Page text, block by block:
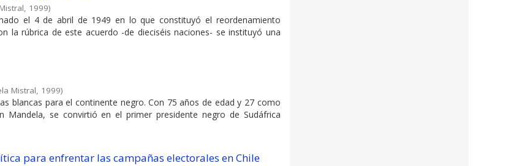
1999)
el 4 de abril de 1949 en lo que constituyó el reordenamiento
la rúbrica de este acuerdo -de dieciséis naciones- se instituyó una
Mistral, 1999)
blancas para el continente negro. Con 75 años de edad y 27 como
Mandela, se convirtió en el primer presidente negro de Sudáfrica
para enfrentar las campañas electorales en Chile